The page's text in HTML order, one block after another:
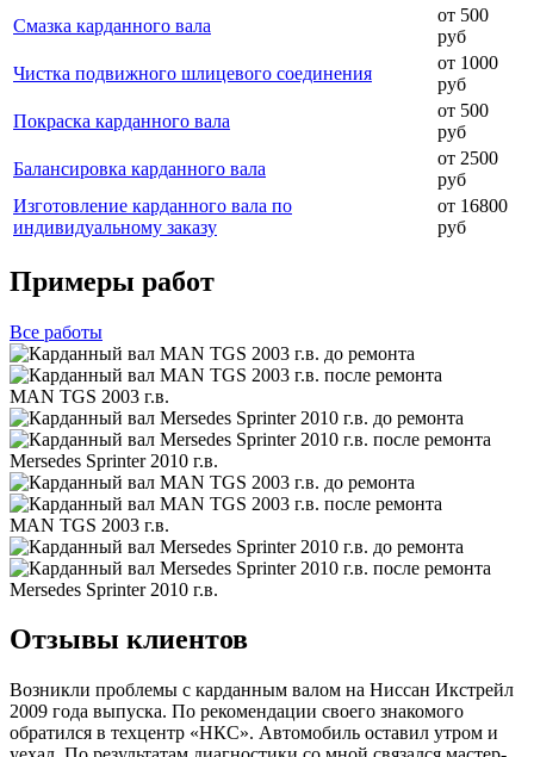
Смазка карданного вала
от 500
руб
Чистка подвижного шлицевого соединения
от 1000
руб
Покраска карданного вала
от 500
руб
Балансировка карданного вала
от 2500
руб
Изготовление карданного вала по
индивидуальному заказу
от 16800
руб
Примеры работ
Все работы
MAN TGS 2003 г.в.
Mersedes Sprinter 2010 г.в.
MAN TGS 2003 г.в.
Mersedes Sprinter 2010 г.в.
Отзывы клиентов
Возникли проблемы с карданным валом на Ниссан Икстрейл
2009 года выпуска. По рекомендации своего знакомого
обратился в техцентр «НКС». Автомобиль оставил утром и